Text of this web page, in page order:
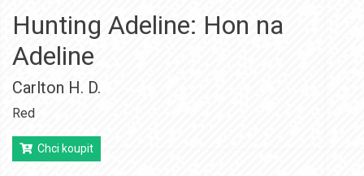
Hunting Adeline: Hon na
Adeline
Carlton H. D.
Red
Chci koupit